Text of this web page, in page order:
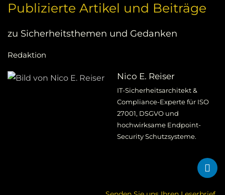
Publizierte Artikel und Beiträge
zu Sicherheitsthemen und Gedanken
Redaktion
Nico E. Reiser
IT-Sicherheitsarchitekt &
Compliance-Experte für ISO
27001, DSGVO und
hochwirksame Endpoint-
Security Schutzsysteme.